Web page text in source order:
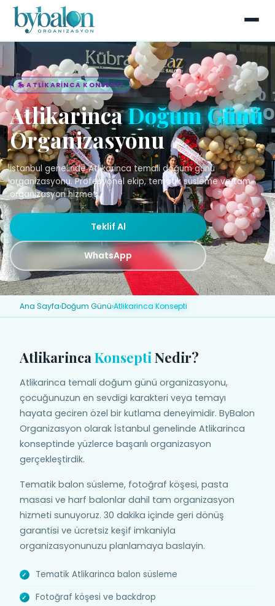
🎠 ATLIKARINCA KONSEPTI
AtlikarincaDoğum Günü
Organizasyonu
İstanbul genelinde Atlikarinca temali doğum günü
organizasyonu. Profesyonel ekip, tematik süsleme ve tam
organizasyon hizmeti.
Teklif Al
WhatsApp
Ana Sayfa›Doğum Günü›Atlikarinca Konsepti
AtlikarincaKonseptiNedir?
Atlikarinca temali doğum günü organizasyonu,
çocuğunuzun en sevdigi karakteri veya temayı
hayata geciren özel bir kutlama deneyimidir. ByBalon
Organizasyon olarak İstanbul genelinde Atlikarinca
konseptinde yüzlerce başarılı organizasyon
gerçekleştirdik.
Tematik balon süsleme, fotoğraf köşesi, pasta
masasi ve harf balonlar dahil tam organizasyon
hizmeti sunuyoruz. 30 dakika içinde geri dönüş
garantisi ve ücretsiz keşif imkaniyla
organizasyonunuzu planlamaya baslayin.
Tematik Atlikarinca balon süsleme
Fotoğraf köşesi ve backdrop